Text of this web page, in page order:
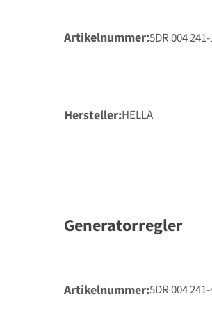
Artikelnummer 5DR 004
Hersteller HELLA
Generatorregler
Artikelnummer 5DR 004